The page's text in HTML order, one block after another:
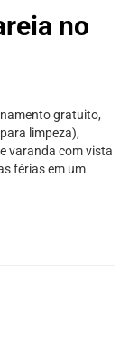
no
gratuito,
limpeza),
varanda com vista
férias em um